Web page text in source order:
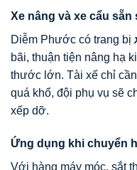
Xe nâng và xe cẩu
Diễm Phước có trang bị
bãi, thuận tiện nâng hạ
thước lớn. Tài xế chỉ
quá khổ, đội phụ vụ sẽ
xếp dỡ.
Ứng dụng khi chuyển
Với hàng máy móc, sắt